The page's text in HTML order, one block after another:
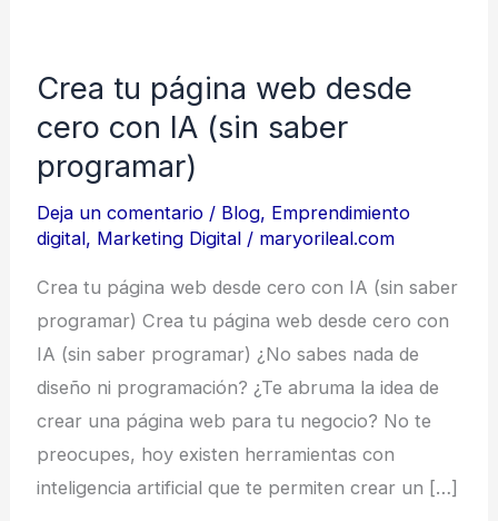
Crea tu página web desde
cero con IA (sin saber
programar)
Deja un comentario / Blog, Emprendimiento
digital, Marketing Digital / maryorileal.com
Crea tu página web desde cero con IA (sin saber
programar) Crea tu página web desde cero con
IA (sin saber programar) ¿No sabes nada de
diseño ni programación? ¿Te abruma la idea de
crear una página web para tu negocio? No te
preocupes, hoy existen herramientas con
inteligencia artificial que te permiten crear un […]
tu
página
web
desde
cero
IA
(sin
saber
programar)